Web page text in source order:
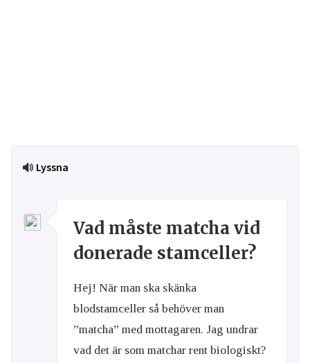
Lyssna
Vad måste matcha vid
donerade stamceller?
Hej! När man ska skänka
blodstamceller så behöver man
”matcha” med mottagaren. Jag undrar
vad det är som matchar rent biologiskt?